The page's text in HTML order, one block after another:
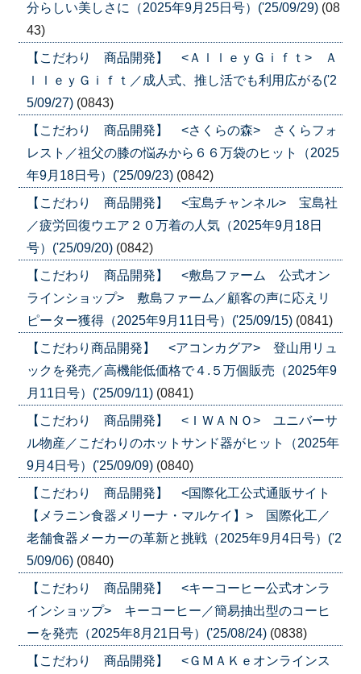
分らしい美しさに（2025年9月25日号）('25/09/29) (08
43)
【こだわり 商品開発】 <ＡｌｌｅｙＧｉｆｔ> Ａ
ｌｌｅｙＧｉｆｔ／成人式、推し活でも利用広がる('2
5/09/27) (0843)
【こだわり 商品開発】 <さくらの森> さくらフォ
レスト／祖父の膝の悩みから６６万袋のヒット（2025
年9月18日号）('25/09/23) (0842)
【こだわり 商品開発】 <宝島チャンネル> 宝島社
／疲労回復ウエア２０万着の人気（2025年9月18日
号）('25/09/20) (0842)
【こだわり 商品開発】 <敷島ファーム 公式オン
ラインショップ> 敷島ファーム／顧客の声に応えリ
ピーター獲得（2025年9月11日号）('25/09/15) (0841)
【こだわり商品開発】 <アコンカグア> 登山用リュ
ックを発売／高機能低価格で４.５万個販売（2025年9
月11日号）('25/09/11) (0841)
【こだわり 商品開発】 <ＩＷＡＮＯ> ユニバーサ
ル物産／こだわりのホットサンド器がヒット（2025年
9月4日号）('25/09/09) (0840)
【こだわり 商品開発】 <国際化工公式通販サイト
【メラニン食器メリーナ・マルケイ】> 国際化工／
老舗食器メーカーの革新と挑戦（2025年9月4日号）('2
5/09/06) (0840)
【こだわり 商品開発】 <キーコーヒー公式オンラ
インショップ> キーコーヒー／簡易抽出型のコーヒ
ーを発売（2025年8月21日号）('25/08/24) (0838)
【こだわり 商品開発】 <ＧＭＡＫｅオンラインス